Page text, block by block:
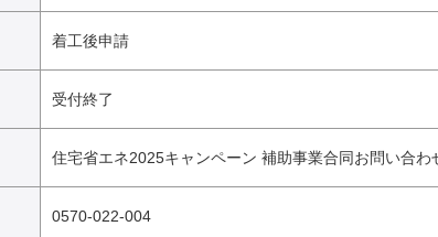
着工後申請
受付終了
住宅省エネ2025キャンペーン 補助事業合同お問い合わ
0570-022-004